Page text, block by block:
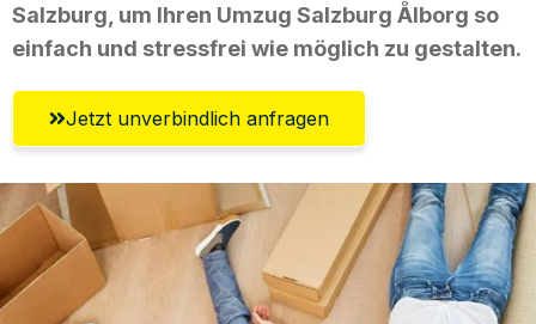
Salzburg, um Ihren Umzug Salzburg Ålborg so
einfach und stressfrei wie möglich zu gestalten.
Jetzt unverbindlich anfragen